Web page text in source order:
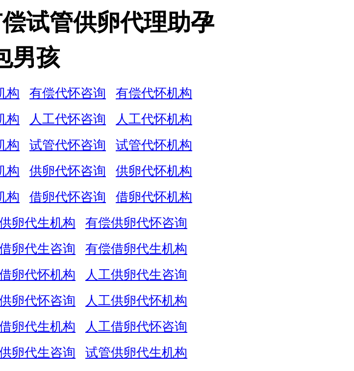
试管供卵代理助孕
男孩
构 有偿代怀咨询
有偿代怀机构
构 人工代怀咨询
人工代怀机构
构 试管代怀咨询
试管代怀机构
构 供卵代怀咨询
供卵代怀机构
构 借卵代怀咨询
借卵代怀机构
卵代生机构
有偿供卵代怀咨询
卵代生咨询
有偿借卵代生机构
卵代怀机构
人工供卵代生咨询
卵代怀咨询
人工供卵代怀机构
卵代生机构
人工借卵代怀咨询
卵代生咨询
试管供卵代生机构